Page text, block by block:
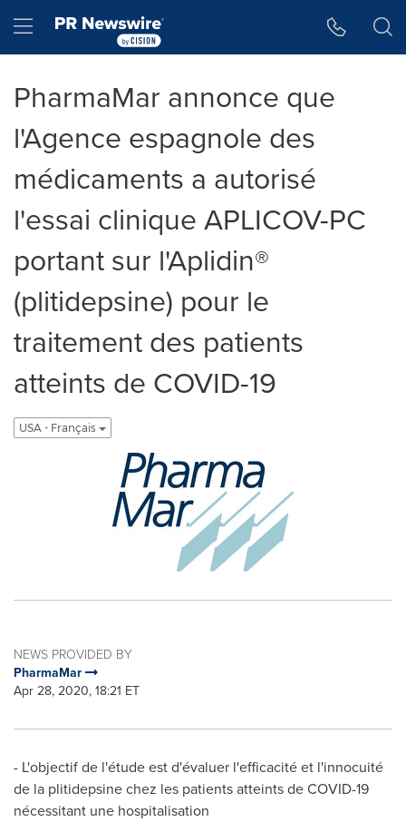
Hamburger menu
PharmaMar annonce que
l'Agence espagnole des
médicaments a autorisé
l'essai clinique APLICOV-PC
portant sur l'Aplidin®
(plitidepsine) pour le
traitement des patients
atteints de COVID-19
USA - Français
NEWS PROVIDED BY
PharmaMar
Apr 28, 2020, 18:21 ET
- L'objectif de l'étude est d'évaluer l'efficacité et l'innocuité
de la plitidepsine chez les patients atteints de COVID-19
nécessitant une hospitalisation